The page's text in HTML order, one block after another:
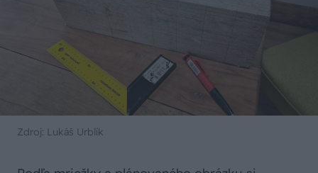
Zdroj: Lukáš Urblík